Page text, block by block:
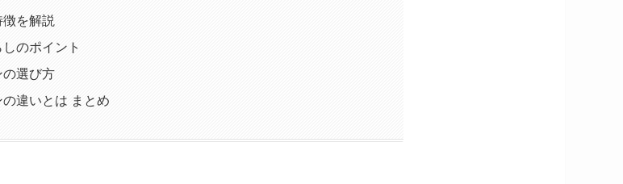
を解説
のポイント
選び方
違いとは まとめ